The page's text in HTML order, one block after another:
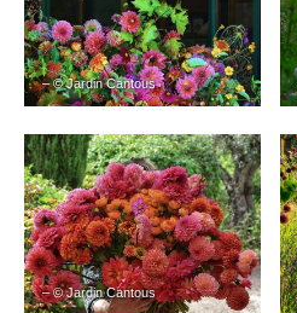
– © Jardin Cantous
– © Jardin Cantous